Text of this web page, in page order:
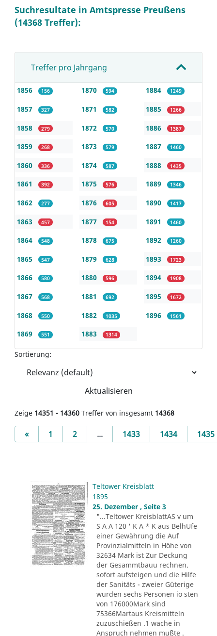
Suchresultate in Amtspresse Preußens
(14368 Treffer):
Treffer pro Jahrgang
1856 156
1857 327
1858 279
1859 268
1860 336
1861 392
1862 277
1863 457
1864 548
1865 547
1866 580
1867 568
1868 550
1869 551
1870 594
1871 582
1872 570
1873 579
1874 587
1875 576
1876 605
1877 154
1878 675
1879 628
1880 596
1881 692
1882 1035
1883 1314
1884 1249
1885 1266
1886 1387
1887 1460
1888 1435
1889 1346
1890 1417
1891 1460
1892 1260
1893 1723
1894 1908
1895 1672
1896 1561
Sortierung:
Aktualisieren
Zeige 14351 - 14360 Treffer von insgesamt 14368
«Previous
1 2 ... 1433 1434 1435
Teltower Kreisblatt
1895
25. Dezember , Seite 3
"...Teltower KreisblattAS v um
S A A 120 ' K A * K aus BelhUfe
einer Gewährung die Auf
Provinzialmitteln in Höhe von
32634 Mark ist Zur Deckung
der Gesammtbauu rechnen.
sofort aufsteigen und die Hilfe
der Sanitäts - zweier Güterige
wurden sechs Personen io sten
von 176000Mark sind
75366Martaus Kreismitteln
zuzuschießen .1 wache in
Anspruch nehmen mußte .